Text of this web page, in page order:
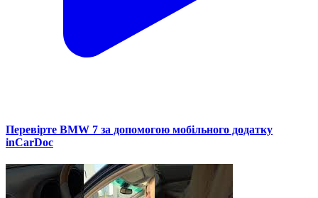
Перевірте BMW 7 за допомогою мобільного додатку
inCarDoc